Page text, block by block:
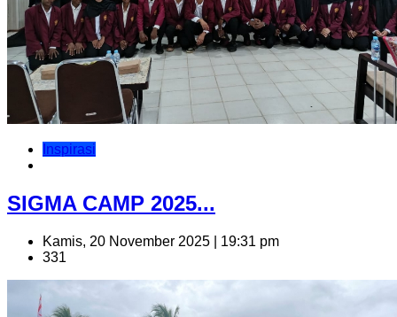
Inspirasi
SIGMA CAMP 2025...
Kamis, 20 November 2025 | 19:31 pm
331